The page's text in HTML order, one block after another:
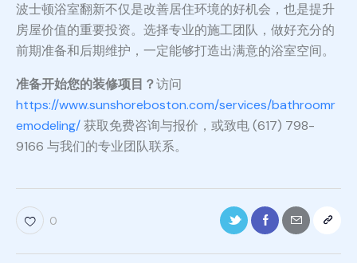
波士顿浴室翻新不仅是改善居住环境的好机会，也是提升
房屋价值的重要投资。选择专业的施工团队，做好充分的
前期准备和后期维护，一定能够打造出满意的浴室空间。
准备开始您的装修项目？访问
https://www.sunshoreboston.com/services/bathroomr
emodeling/获取免费咨询与报价，或致电 (617) 798-
9166 与我们的专业团队联系。
0